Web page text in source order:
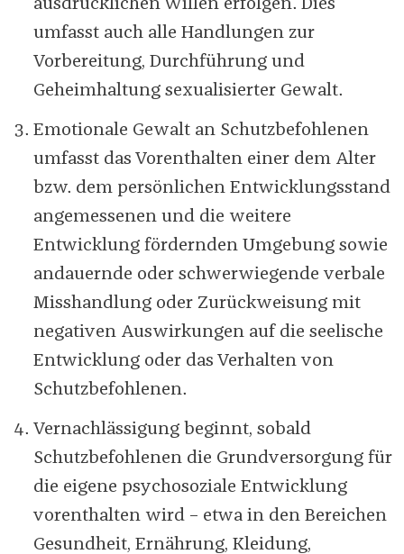
umfasst auch alle Handlungen zur
Vorbereitung, Durchführung und
Geheimhaltung sexualisierter Gewalt.
Emotionale Gewalt an Schutzbefohlenen
umfasst das Vorenthalten einer dem Alter
bzw. dem persönlichen Entwicklungsstand
angemessenen und die weitere
Entwicklung fördernden Umgebung sowie
andauernde oder schwerwiegende verbale
Misshandlung oder Zurückweisung mit
negativen Auswirkungen auf die seelische
Entwicklung oder das Verhalten von
Schutzbefohlenen.
Vernachlässigung beginnt, sobald
Schutzbefohlenen die Grundversorgung für
die eigene psychosoziale Entwicklung
vorenthalten wird – etwa in den Bereichen
Gesundheit, Ernährung, Kleidung,